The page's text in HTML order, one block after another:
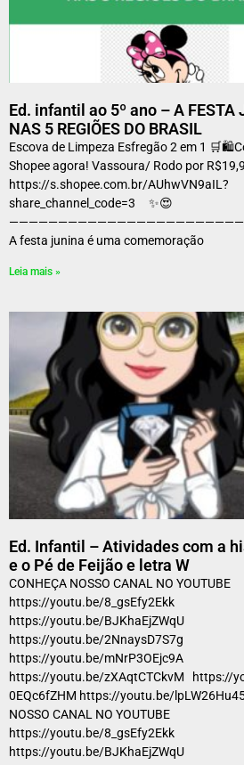
Ed. infantil ao 5º ano – A FESTA
NAS 5 REGIÕES DO BRASIL
Escova de Limpeza Esfregão 2 em 1
Shopee agora! Vassoura/ Rodo por
https://s.shopee.com.br/AUhwVN9aIL?
share_channel_code=3 ✨😍
A festa junina é uma comemoração
Leia mais »
Ed. Infantil – Atividades com a
e o Pé de Feijão e letra W
CONHEÇA NOSSO CANAL NO YOUTUBE
https://youtu.be/8_gsEfy2Ekk
https://youtu.be/BJKhaEjZWqU
https://youtu.be/2NnaysD7S7g
https://youtu.be/mNrP3OEjc9A
https://youtu.be/zXAqtCTCkvM https://
0EQc6fZHM https://youtu.be/
NOSSO CANAL NO YOUTUBE
https://youtu.be/8_gsEfy2Ekk
https://youtu.be/BJKhaEjZWqU